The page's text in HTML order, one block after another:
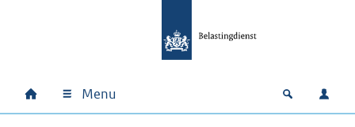
Hoofdnavigatie
Home Menu Open